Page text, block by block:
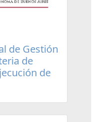
de Gestión
de
de